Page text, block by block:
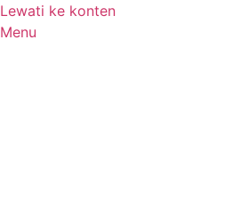
Lewati ke konten
Menu